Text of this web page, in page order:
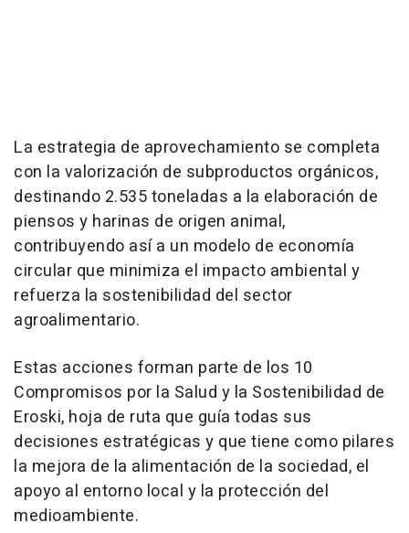
La estrategia de aprovechamiento se completa
con la valorización de subproductos orgánicos,
destinando 2.535 toneladas a la elaboración de
piensos y harinas de origen animal,
contribuyendo así a un modelo de economía
circular que minimiza el impacto ambiental y
refuerza la sostenibilidad del sector
agroalimentario.
Estas acciones forman parte de los 10
Compromisos por la Salud y la Sostenibilidad de
Eroski, hoja de ruta que guía todas sus
decisiones estratégicas y que tiene como pilares
la mejora de la alimentación de la sociedad, el
apoyo al entorno local y la protección del
medioambiente.